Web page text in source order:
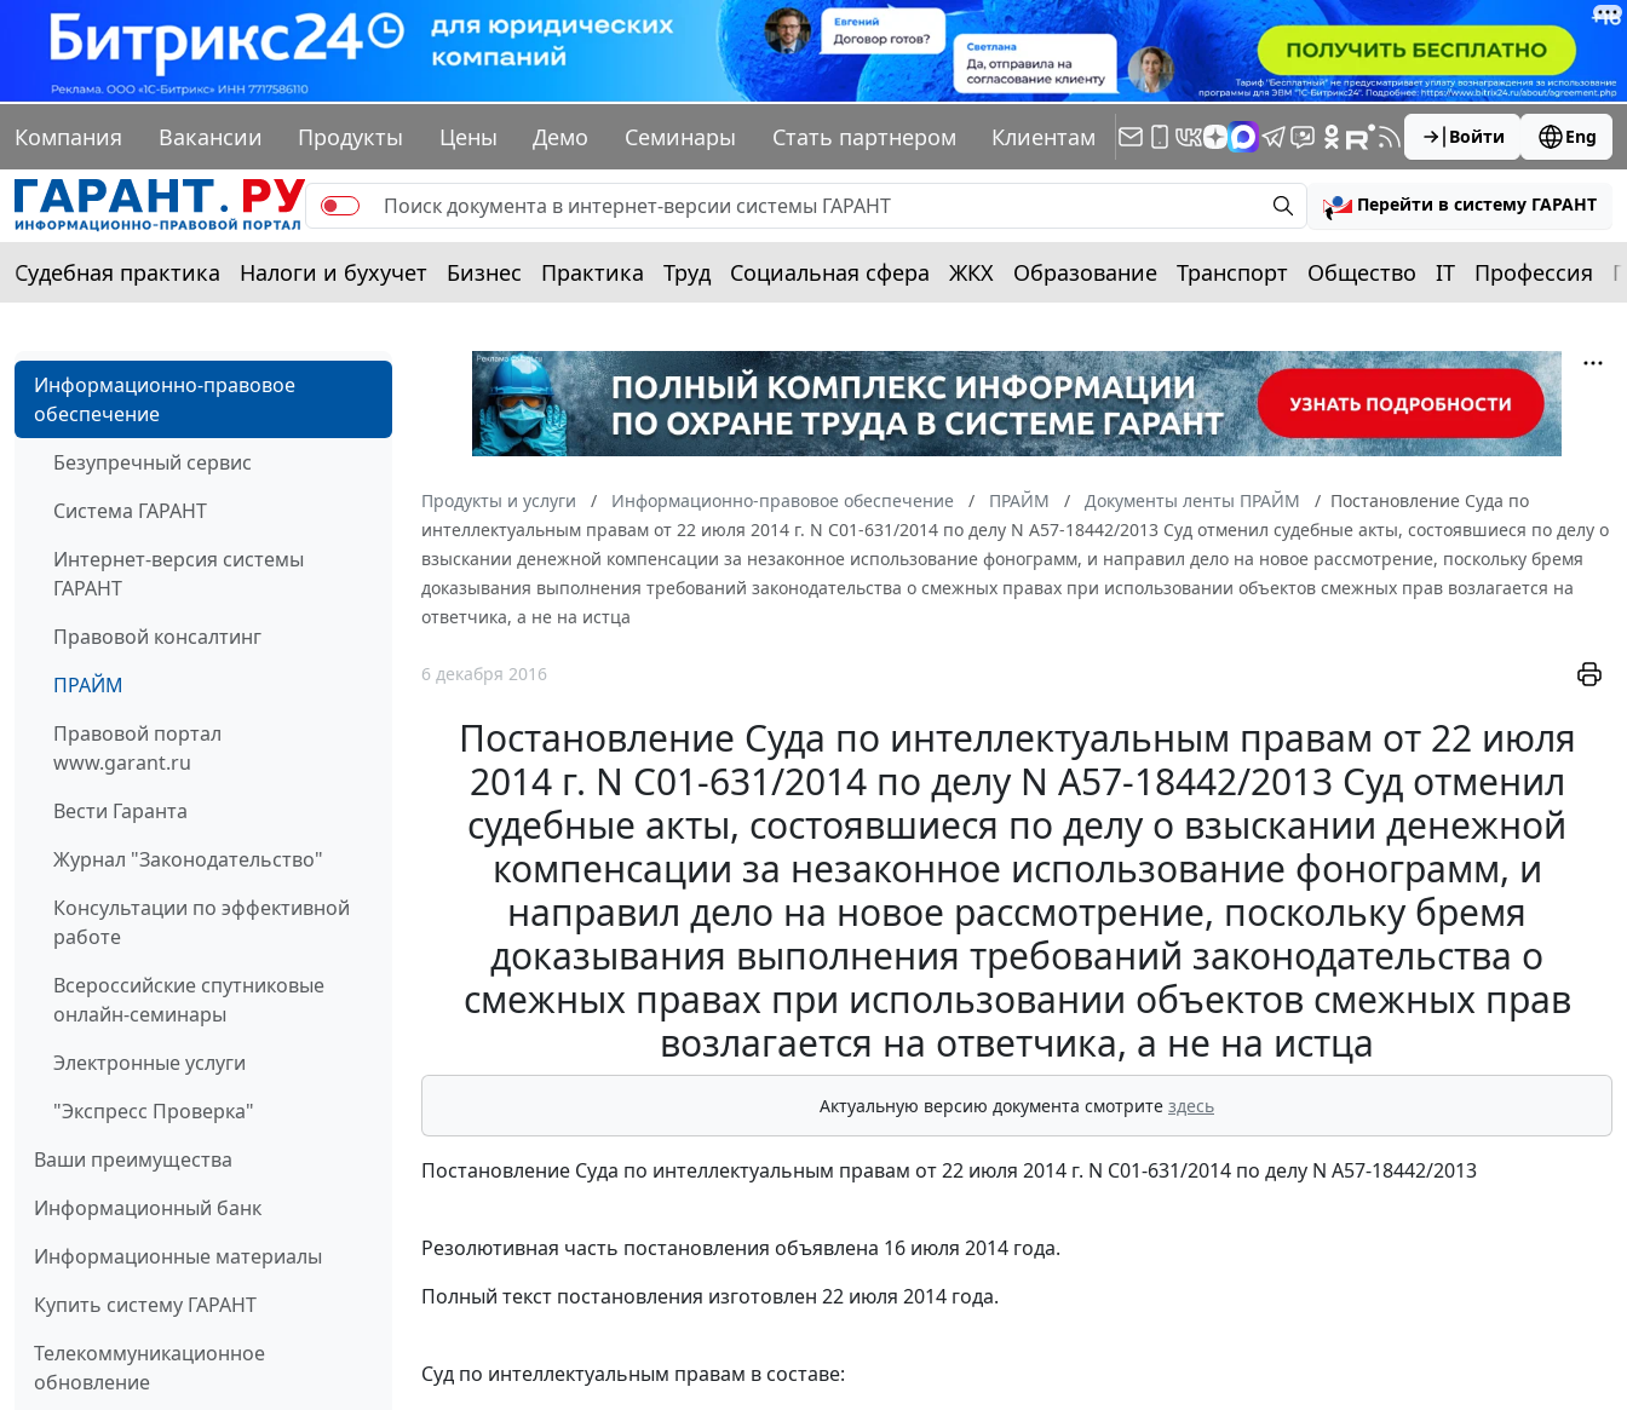
Компания Вакансии Продукты Цены Демо Семинары Стать партнером Клиентам Войти Eng
Перейти в систему ГАРАНТ
Судебная практика Налоги и бухучет Бизнес Практика Труд Социальная сфера ЖКХ Образование Транспорт Общество IT Профессия
Информационно-правовое
обеспечение
Безупречный сервис
Система ГАРАНТ
Интернет-версия системы
ГАРАНТ
Правовой консалтинг
ПРАЙМ
Правовой портал
www.garant.ru
Вести Гаранта
Журнал "Законодательство"
Консультации по эффективной
работе
Всероссийские спутниковые
онлайн-семинары
Электронные услуги
"Экспресс Проверка"
Ваши преимущества
Информационный банк
Информационные материалы
Купить систему ГАРАНТ
Телекоммуникационное
обновление
Продукты и услуги Информационно-правовое обеспечение ПРАЙМ Документы ленты ПРАЙМ
Постановление Суда по
интеллектуальным правам от 22 июля 2014 г. N С01-631/2014 по делу N А57-18442/2013 Суд отменил судебные акты, состоявшиеся по делу о
взыскании денежной компенсации за незаконное использование фонограмм, и направил дело на новое рассмотрение, поскольку бремя
доказывания выполнения требований законодательства о смежных правах при использовании объектов смежных прав возлагается на
ответчика, а не на истца
6 декабря 2016
Постановление Суда по интеллектуальным правам от 22 июля
2014 г. N С01-631/2014 по делу N А57-18442/2013 Суд отменил
судебные акты, состоявшиеся по делу о взыскании денежной
компенсации за незаконное использование фонограмм, и
направил дело на новое рассмотрение, поскольку бремя
доказывания выполнения требований законодательства о
смежных правах при использовании объектов смежных прав
возлагается на ответчика, а не на истца
Актуальную версию документа смотрите здесь
Постановление Суда по интеллектуальным правам от 22 июля 2014 г. N С01-631/2014 по делу N А57-18442/2013
Резолютивная часть постановления объявлена 16 июля 2014 года.
Полный текст постановления изготовлен 22 июля 2014 года.
Суд по интеллектуальным правам в составе: